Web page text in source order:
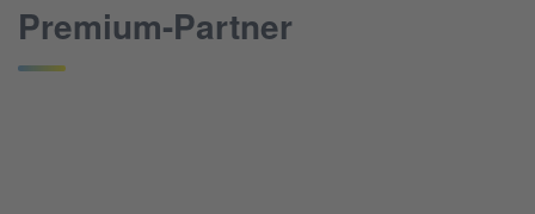
Premium-Partner